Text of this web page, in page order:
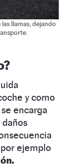
llamas, dejando
y como
encarga
ejemplo